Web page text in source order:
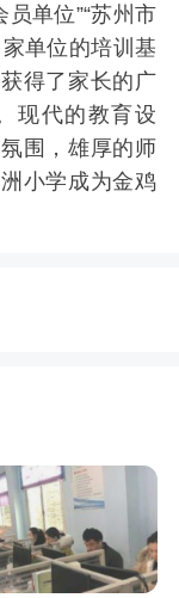
单位”“苏州市
单位的培训基
得了家长的广
现代的教育设
围，雄厚的师
小学成为金鸡